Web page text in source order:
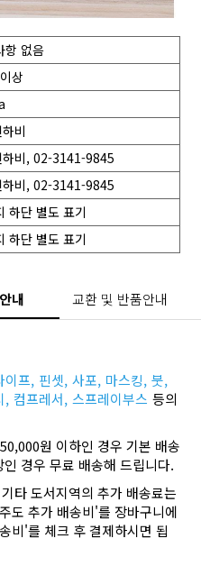
항 없음
상
비
하비, 02-3141-9845
하비, 02-3141-9845
하단 별도 표기
하단 별도 표기
내 교환 및 반품안내
이프, 핀셋, 사포, 마스킹, 붓,
, 컴프레서, 스프레이부스 등의
원 이하인 경우 기본 배송
경우 무료 배송해 드립니다.
타 도서지역의 추가 배송료는
도 추가 배송비'를 장바구니에
비'를 체크 후 결제하시면 됩